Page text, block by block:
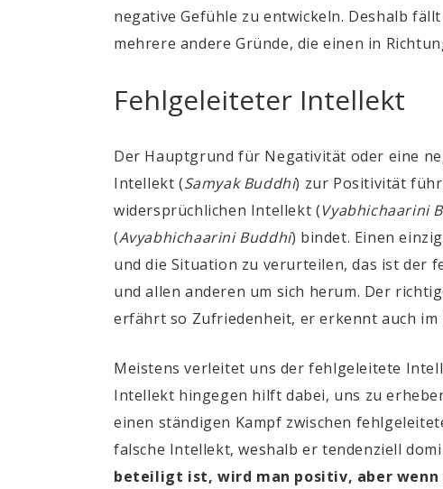
negative Gefühle zu entwickeln. Deshalb
mehrere andere Gründe, die einen in
Fehlgeleiteter Intellekt
Der Hauptgrund für Negativität oder eine
Intellekt (Samyak Buddhi) zur Positivität
widersprüchlichen Intellekt (Vyabhichaarini
(Avyabhichaarini Buddhi) bindet. Einen
und die Situation zu verurteilen, das ist der
und allen anderen um sich herum. Der
erfährt so Zufriedenheit, er erkennt auch im
Meistens verleitet uns der fehlgeleitete
Intellekt hingegen hilft dabei, uns zu
einen ständigen Kampf zwischen
falsche Intellekt, weshalb er tendenziell
beteiligt ist, wird man positiv, aber